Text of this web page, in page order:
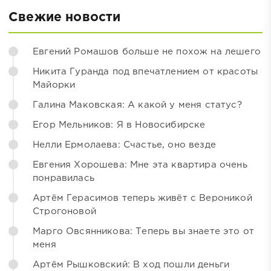
Свежие новости
Евгений Ромашов больше не похож на лешего
Никита Гуранда под впечатлением от красоты
Майорки
Галина Маковская: А какой у меня статус?
Егор Мельников: Я в Новосибирске
Нелли Ермолаева: Счастье, оно везде
Евгения Хорошева: Мне эта квартира очень
понравилась
Артём Герасимов теперь живёт с Вероникой
Строгоновой
Марго Овсянникова: Теперь вы знаете это от
меня
Артём Рышковский: В ход пошли деньги